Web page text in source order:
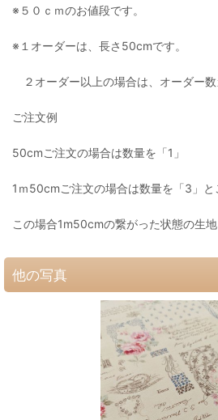
※５０ｃｍのお値段です。
※１オーダーは、長さ50cmです。
２オーダー以上の場合は、オーダー数
ご注文例
50cmご注文の場合は数量を「1」
1ｍ50cmご注文の場合は数量を「3」と
この場合1m50cmの繋がった状態の生地
他の写真